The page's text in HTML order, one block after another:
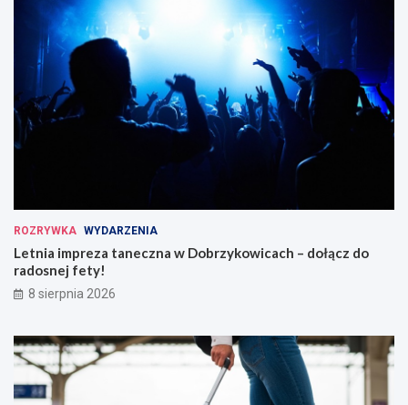
ROZRYWKA WYDARZENIA
Letnia impreza taneczna w Dobrzykowicach – dołącz do
radosnej fety!
8 sierpnia 2026